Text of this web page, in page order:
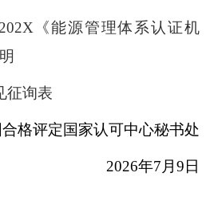
《能源管理体系认证机
征询表
格评定国家认可中心秘书处
2026年7月9日